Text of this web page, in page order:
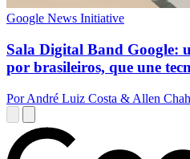
Google News Initiative
Sala Digital Band Google:
por brasileiros, que une
Por André Luiz Costa & Allen